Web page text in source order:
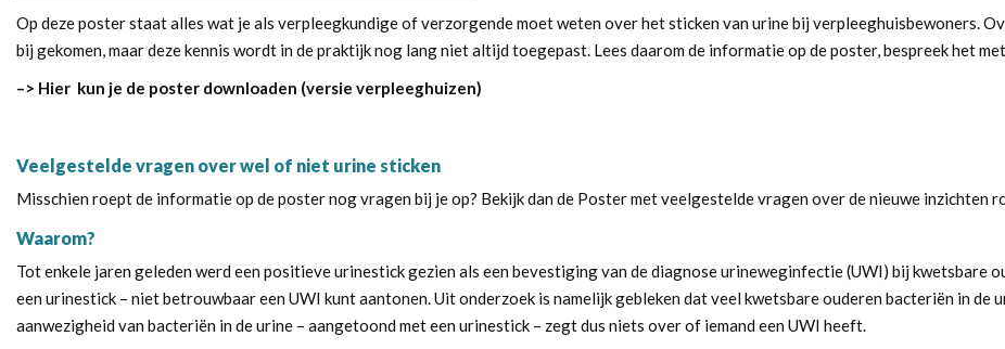
Op deze poster staat alles wat je als verpleegkundige of verzorgende moet weten over het sticken van urine bij verpleeghuisbewoners.
bij gekomen, maar deze kennis wordt in de praktijk nog lang niet altijd toegepast. Lees daarom de informatie op de poster, bespreek het
–> Hier kun je de poster downloaden (versie verpleeghuizen)
Veelgestelde vragen over wel of niet urine sticken
Misschien roept de informatie op de poster nog vragen bij je op? Bekijk dan de Poster met veelgestelde vragen over de nieuwe inzichten
Waarom?
Tot enkele jaren geleden werd een positieve urinestick gezien als een bevestiging van de diagnose urineweginfectie (UWI) bij kwetsbare
een urinestick – niet betrouwbaar een UWI kunt aantonen. Uit onderzoek is namelijk gebleken dat veel kwetsbare ouderen bacteriën in de
aanwezigheid van bacteriën in de urine – aangetoond met een urinestick – zegt dus niets over of iemand een UWI heeft.